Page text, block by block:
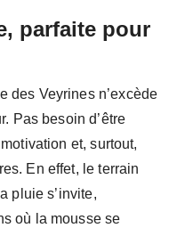
parfaite pour
des Veyrines n’excède
Pas besoin d’être
et, surtout,
En effet, le terrain
pluie s’invite,
où la mousse se